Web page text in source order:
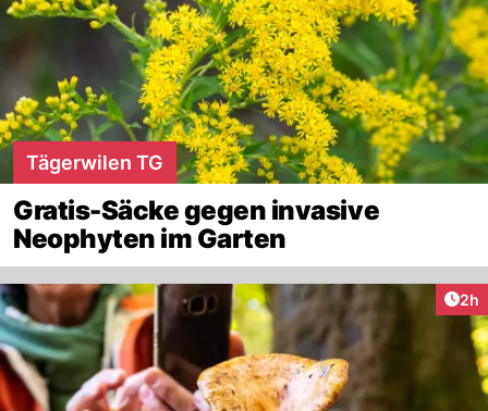
Tägerwilen TG
Gratis-Säcke gegen invasive
Neophyten im Garten
2h